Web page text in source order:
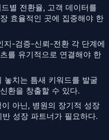
드별 전환율, 고객 데이터를
효율적인 곳에 집중해야 한
지-검증-신뢰-전환 각 단계에
를 유기적으로 연결해야 한
놓치는 틈새 키워드를 발굴
환을 창출할 수 있다.
아닌, 병원의 장기적 성장
성장 파트너가 필요하다.